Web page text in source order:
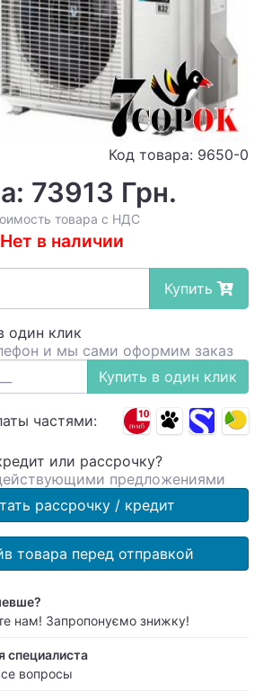
Код товара: 9650-0
73913 Грн.
товара с НДС
Нет в наличии
Купить
один клик
и мы сами оформим заказ
Купить в один клик
частями:
или рассрочку?
предложениями
рассрочку / кредит
товара перед отправкой
нам! Запропонуємо знижку!
специалиста
вопросы